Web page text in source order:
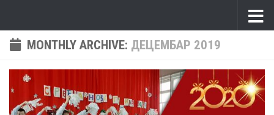
MONTHLY ARCHIVE: ДЕЦЕМБАР 2019